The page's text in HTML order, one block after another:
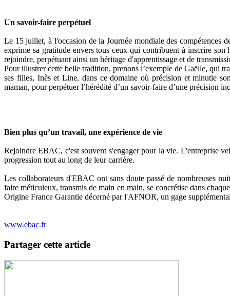
Un savoir-faire perpétuel
Le 15 juillet, à l'occasion de la Journée mondiale des compétences
exprime sa gratitude envers tous ceux qui contribuent à inscrire
rejoindre, perpétuant ainsi un héritage d'apprentissage et de
Pour illustrer cette belle tradition, prenons l’exemple de Gaëlle, qui
ses filles, Inès et Line, dans ce domaine où précision et minutie
maman, pour perpétuer l’hérédité d’un savoir-faire d’une précision
Bien plus qu’un travail, une expérience de vie
Rejoindre EBAC, c'est souvent s'engager pour la vie. L'entreprise
progression tout au long de leur carrière.
Les collaborateurs d'EBAC ont sans doute passé de nombreuses
faire méticuleux, transmis de main en main, se concrétise dans
Origine France Garantie décerné par l'AFNOR, un gage
www.ebac.fr
Partager cette article